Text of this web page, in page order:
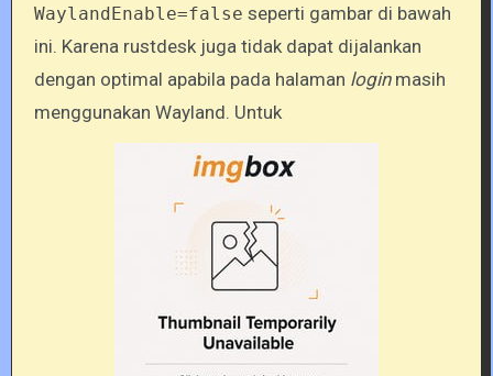
WaylandEnable=false seperti gambar di bawah
ini. Karena rustdesk juga tidak dapat dijalankan
dengan optimal apabila pada halaman login masih
menggunakan Wayland. Untuk